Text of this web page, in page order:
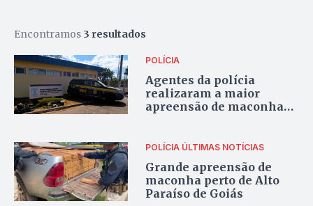
Encontramos 3 resultados
POLÍCIA
Agentes da polícia
realizaram a maior
apreensão de maconha
POLÍCIA ÚLTIMAS NOTÍCIAS
Grande apreensão de
maconha perto de Alto
Paraíso de Goiás